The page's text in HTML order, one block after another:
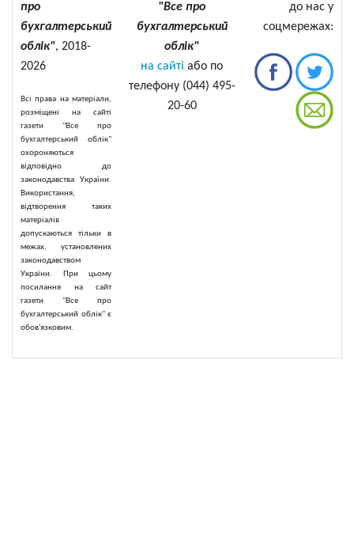
про
бухгалтерський
облік", 2018-
2026
Всі права на матеріали,
розміщені на сайті
газети "Все про
бухгалтерський облік"
охороняються
відповідно до
законодавства України.
Використання,
відтворення таких
матеріалів
допускаються тільки в
межах, установлених
законодавством
України. При цьому
посилання на сайт
газети "Все про
бухгалтерський облік" є
обов'язковим.
"Все про
бухгалтерський
облік"
на сайті або по
телефону (044) 495-
20-60
до нас у
соцмережах: